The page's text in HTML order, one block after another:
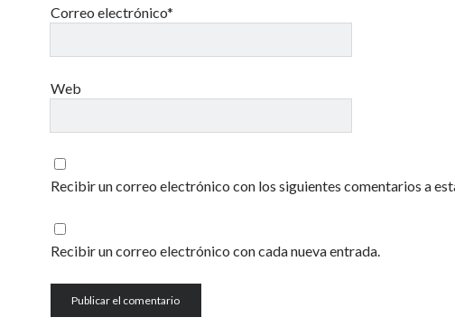
Correo electrónico*
Web
Recibir un correo electrónico con los siguientes comentarios a
Recibir un correo electrónico con cada nueva entrada.